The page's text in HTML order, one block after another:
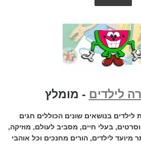
לילדים - מומלץ
לילדים בנושאים שונים הכוללים חגים
בעלי חיים, מסביב לעולם, מוזיקה,
מיועד לילדים, הורים מחנכים וכל אוהבי